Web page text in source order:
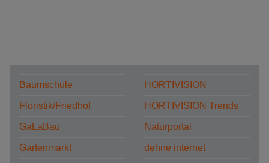
Baumschule
Floristik/Friedhof
GaLaBau
Gartenmarkt
HORTIVISION
HORTIVISION Trends
Naturportal
dehne internet